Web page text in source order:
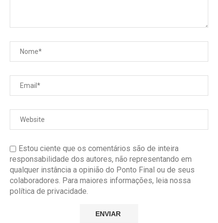
Estou ciente que os comentários são de inteira
responsabilidade dos autores, não representando em
qualquer instância a opinião do Ponto Final ou de seus
colaboradores. Para maiores informações, leia nossa
política de privacidade.